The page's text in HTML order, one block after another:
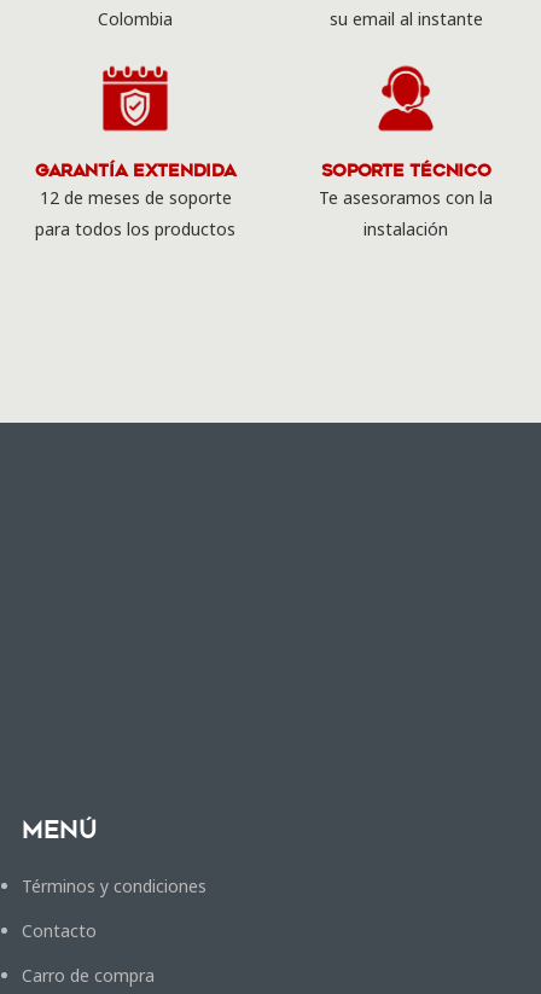
Colombia
su email al instante
Garantía Extendida
12 de meses de soporte
para todos los productos
Soporte Técnico
Te asesoramos con la
instalación
Menú
Términos y condiciones
Contacto
Carro de compra